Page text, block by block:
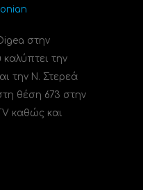
στην
την
την Ν. Στερεά
θέση 673 στην
καθώς και